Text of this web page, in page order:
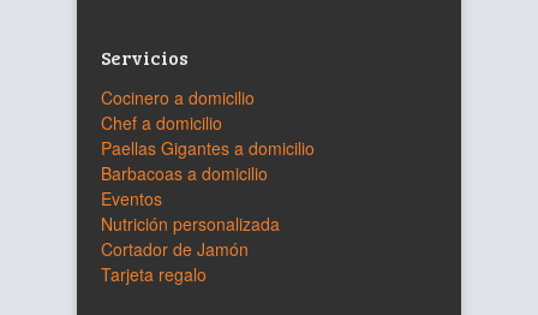
Servicios
Cocinero a domicilio
Chef a domicilio
Paellas Gigantes a domicilio
Barbacoas a domicilio
Eventos
Nutrición personalizada
Cortador de Jamón
Tarjeta regalo